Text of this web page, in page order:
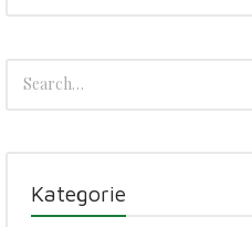
for:
Kategorie